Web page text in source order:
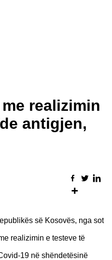
realizimin
antigjen,
së Kosovës, nga sot
realizimin e testeve të
19 në shëndetësinë